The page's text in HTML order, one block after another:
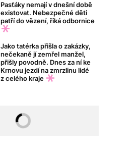
Pasťáky nemají v dnešní době
existovat. Nebezpečné děti
patří do vězení, říká odbornice
Jako tatérka přišla o zakázky,
nečekaně jí zemřel manžel,
přišly povodně. Dnes za ní ke
Krnovu jezdí na zmrzlinu lidé
z celého kraje